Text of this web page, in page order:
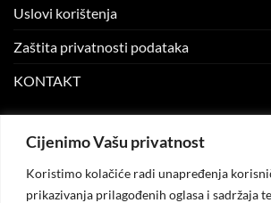
Cijenimo Vašu privatnost
Koristimo kolačiće radi unapređenja
prikazivanja prilagođenih oglasa i sadržaja
Uslovi korištenja
Zaštita privatnosti podataka
KONTAKT
Moj nalog